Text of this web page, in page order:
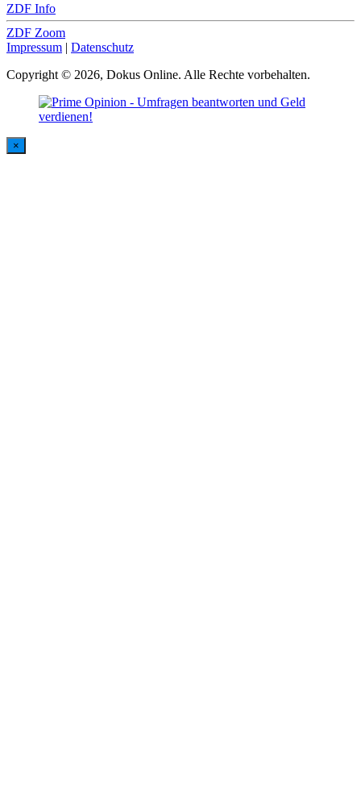
ZDF Info
ZDF Zoom
Impressum | Datenschutz
Copyright © 2026, Dokus Online. Alle Rechte vorbehalten.
×